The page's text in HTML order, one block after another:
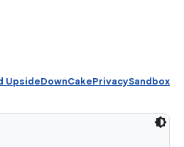
UpsideDownCakePrivacySandbox